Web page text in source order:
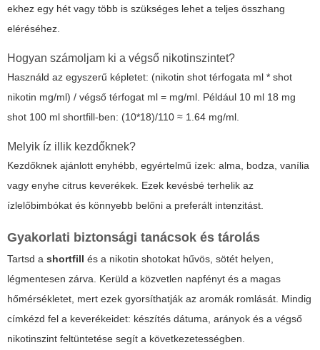
ekhez egy hét vagy több is szükséges lehet a teljes összhang
eléréséhez.
Hogyan számoljam ki a végső nikotinszintet?
Használd az egyszerű képletet: (nikotin shot térfogata ml * shot
nikotin mg/ml) / végső térfogat ml = mg/ml. Például 10 ml 18 mg
shot 100 ml shortfill-ben: (10*18)/110 ≈ 1.64 mg/ml.
Melyik íz illik kezdőknek?
Kezdőknek ajánlott enyhébb, egyértelmű ízek: alma, bodza, vanília
vagy enyhe citrus keverékek. Ezek kevésbé terhelik az
ízlelőbimbókat és könnyebb belőni a preferált intenzitást.
Gyakorlati biztonsági tanácsok és tárolás
Tartsd a shortfill és a nikotin shotokat hűvös, sötét helyen,
légmentesen zárva. Kerüld a közvetlen napfényt és a magas
hőmérsékletet, mert ezek gyorsíthatják az aromák romlását. Mindig
címkézd fel a keverékeidet: készítés dátuma, arányok és a végső
nikotinszint feltüntetése segít a következetességben.